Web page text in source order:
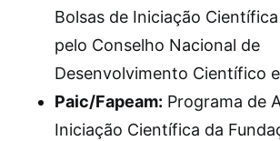
Bolsas de Iniciação
pelo Conselho Nacional de
Desenvolvimento Científico
Paic/Fapeam: Programa de
Iniciação Científica da